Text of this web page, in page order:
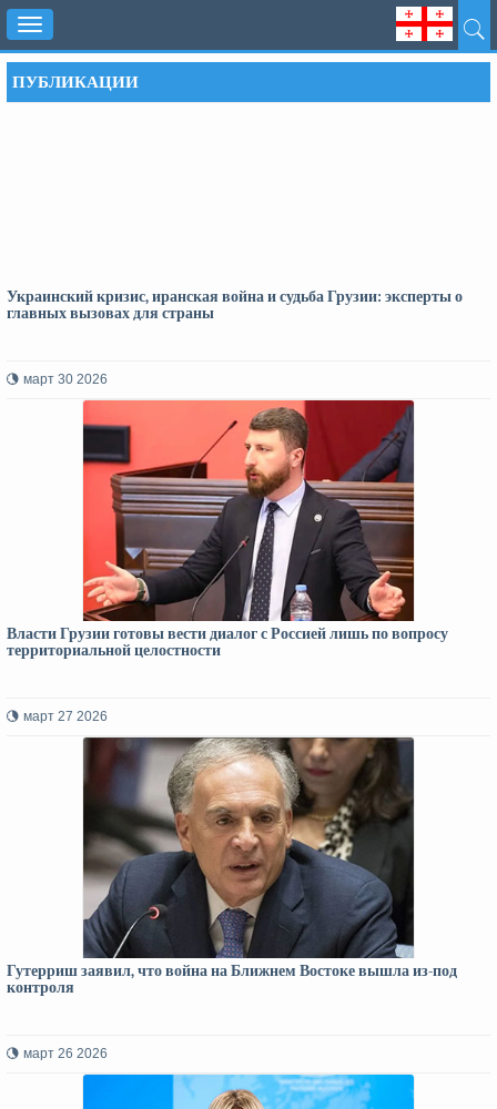
Toggle
navigation
ПУБЛИКАЦИИ
Украинский кризис, иранская война и судьба Грузии: эксперты о
главных вызовах для страны
март 30 2026
Власти Грузии готовы вести диалог с Россией лишь по вопросу
территориальной целостности
март 27 2026
Гутерриш заявил, что война на Ближнем Востоке вышла из-под
контроля
март 26 2026